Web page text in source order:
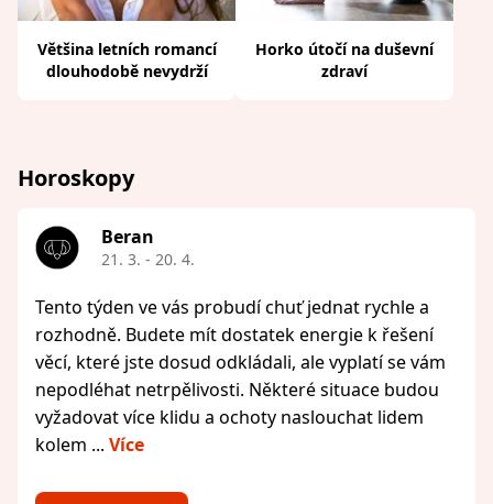
Většina letních romancí
dlouhodobě nevydrží
Horko útočí na duševní
zdraví
Horoskopy
Beran
21. 3. - 20. 4.
Tento týden ve vás probudí chuť jednat rychle a
rozhodně. Budete mít dostatek energie k řešení
věcí, které jste dosud odkládali, ale vyplatí se vám
nepodléhat netrpělivosti. Některé situace budou
vyžadovat více klidu a ochoty naslouchat lidem
kolem ... Více